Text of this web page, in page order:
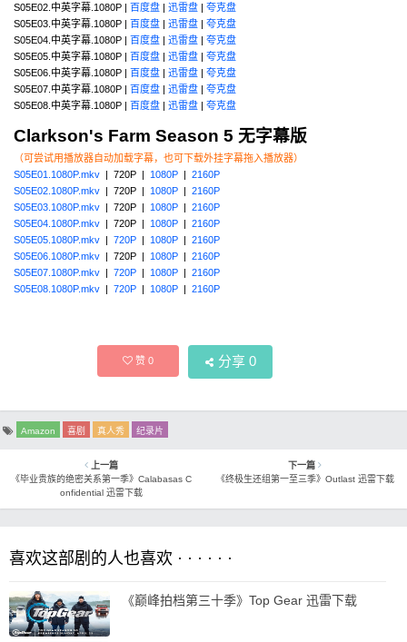
S05E02.中英字幕.1080P | 百度盘 | 迅雷盘 | 夸克盘
S05E03.中英字幕.1080P | 百度盘 | 迅雷盘 | 夸克盘
S05E04.中英字幕.1080P | 百度盘 | 迅雷盘 | 夸克盘
S05E05.中英字幕.1080P | 百度盘 | 迅雷盘 | 夸克盘
S05E06.中英字幕.1080P | 百度盘 | 迅雷盘 | 夸克盘
S05E07.中英字幕.1080P | 百度盘 | 迅雷盘 | 夸克盘
S05E08.中英字幕.1080P | 百度盘 | 迅雷盘 | 夸克盘
Clarkson's Farm Season 5 无字幕版
（可尝试用播放器自动加载字幕，也可下载外挂字幕拖入播放器）
S05E01.1080P.mkv | 720P | 1080P | 2160P
S05E02.1080P.mkv | 720P | 1080P | 2160P
S05E03.1080P.mkv | 720P | 1080P | 2160P
S05E04.1080P.mkv | 720P | 1080P | 2160P
S05E05.1080P.mkv | 720P | 1080P | 2160P
S05E06.1080P.mkv | 720P | 1080P | 2160P
S05E07.1080P.mkv | 720P | 1080P | 2160P
S05E08.1080P.mkv | 720P | 1080P | 2160P
赞0 分享 0
Amazon 喜剧 真人秀 纪录片
上一篇
《毕业贵族的绝密关系第一季》Calabasas C
onfidential 迅雷下载
下一篇
《终极生还组第一至三季》Outlast 迅雷下载
喜欢这部剧的人也喜欢 · · · · · ·
《巅峰拍档第三十季》Top Gear 迅雷下载